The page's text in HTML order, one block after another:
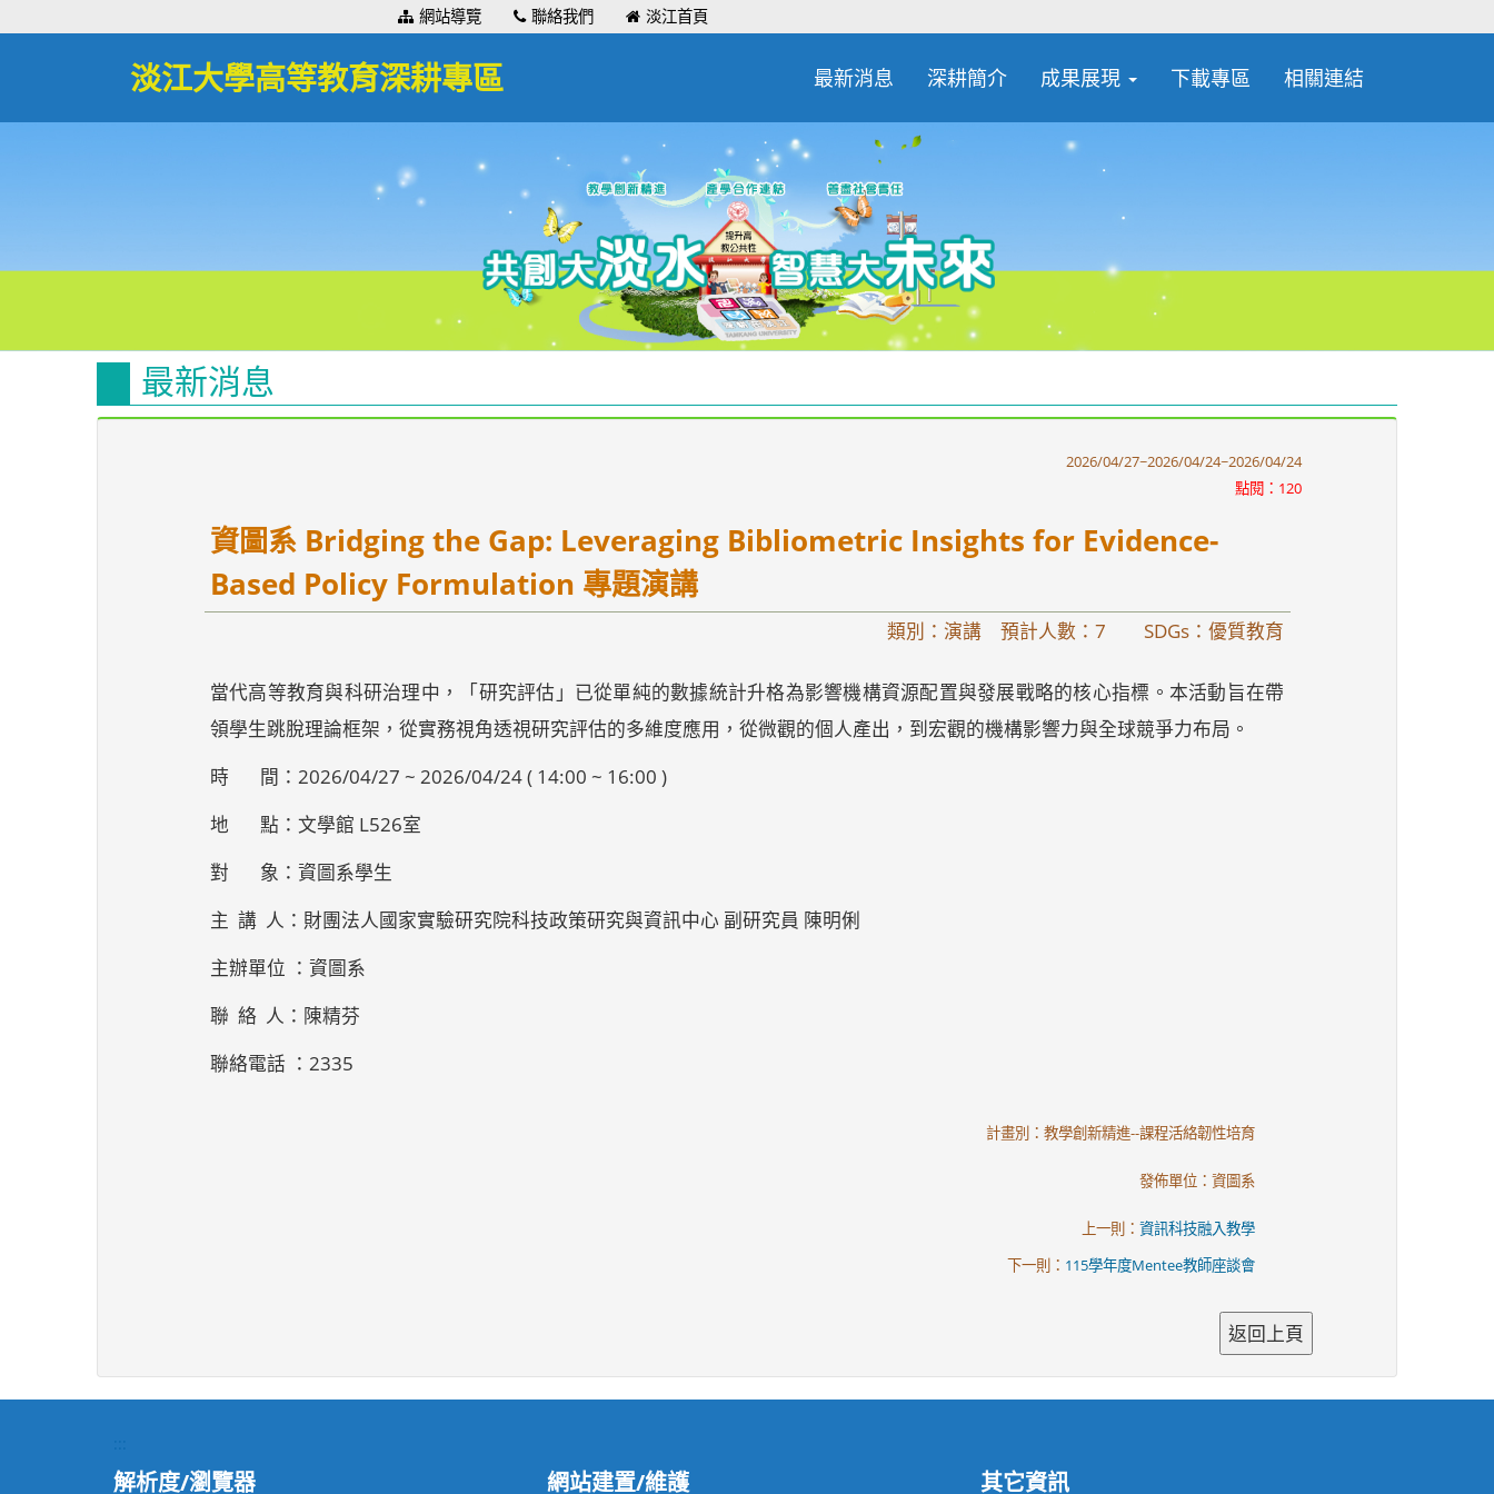
網站導覽 聯絡我們 淡江首頁
淡江大學高等教育深耕專區 最新消息 深耕簡介 成果展現 下載專區 相關連結
最新消息
2026/04/27~2026/04/24~2026/04/24
點閱：120
資圖系 Bridging the Gap: Leveraging Bibliometric Insights for Evidence-
Based Policy Formulation 專題演講
類別：演講 預計人數：7 SDGs：優質教育
當代高等教育與科研治理中，「研究評估」已從單純的數據統計升格為影響機構資源配置與發展戰略的核心指標。本活動旨在帶
領學生跳脫理論框架，從實務視角透視研究評估的多維度應用，從微觀的個人產出，到宏觀的機構影響力與全球競爭力布局。
時 間：2026/04/27 ~ 2026/04/24 ( 14:00 ~ 16:00 )
地 點：文學館 L526室
對 象：資圖系學生
主 講 人：財團法人國家實驗研究院科技政策研究與資訊中心 副研究員 陳明俐
主辦單位 ：資圖系
聯 絡 人：陳精芬
聯絡電話 ：2335
計畫別：教學創新精進--課程活絡韌性培育
發佈單位：資圖系
上一則： 資訊科技融入教學
下一則： 115學年度Mentee教師座談會
解析度/瀏覽器 網站建置/維護 其它資訊